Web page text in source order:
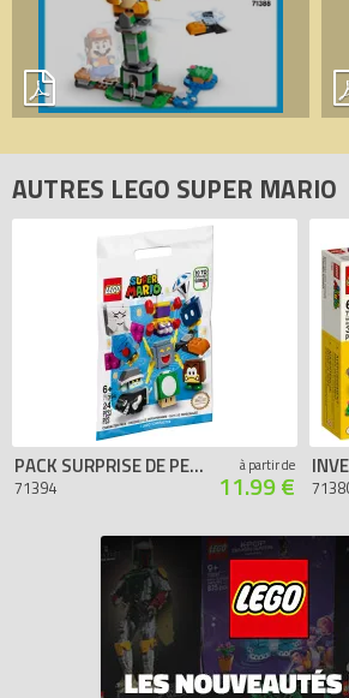
AUTRES LEGO SUPER MARIO
PACK SURPRISE DE PERSONNAGE - SÉRIE 3
71394
à partir de
11.99 €